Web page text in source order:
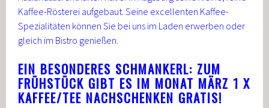
Kaffee-Rösterei aufgebaut. Seine excellenten Kaffee-
Spezialitäten können Sie bei uns im Laden erwerben oder
gleich im Bistro genießen.
EIN BESONDERES SCHMANKERL: ZUM
FRÜHSTÜCK GIBT ES IM MONAT MÄRZ 1 X
KAFFEE/TEE NACHSCHENKEN GRATIS!